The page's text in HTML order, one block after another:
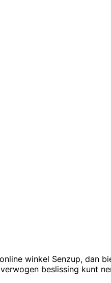
winkel Senzup, dan
beslissing kunt